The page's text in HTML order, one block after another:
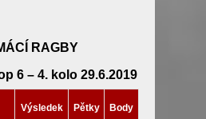
RAGBY
6 – 4. kolo 29.6.2019
Výsledek Pětky Body